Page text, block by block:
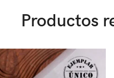
Productos